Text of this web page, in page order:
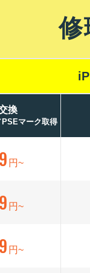
修
換
マーク取得
円~
円~
円~